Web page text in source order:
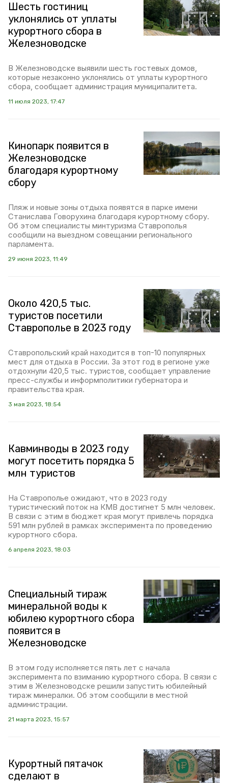
Шесть гостиниц
уклонялись от уплаты
курортного сбора в
Железноводске
В Железноводске выявили шесть гостевых домов,
которые незаконно уклонялись от уплаты курортного
сбора, сообщает администрация муниципалитета.
11 июля 2023, 17:47
Кинопарк появится в
Железноводске
благодаря курортному
сбору
Пляж и новые зоны отдыха появятся в парке имени
Станислава Говорухина благодаря курортному сбору.
Об этом специалисты минтуризма Ставрополья
сообщили на выездном совещании регионального
парламента.
29 июня 2023, 11:49
Около 420,5 тыс.
туристов посетили
Ставрополье в 2023 году
Ставропольский край находится в топ-10 популярных
мест для отдыха в России. За этот год в регионе уже
отдохнули 420,5 тыс. туристов, сообщает управление
пресс-службы и информполитики губернатора и
правительства края.
3 мая 2023, 18:54
Кавминводы в 2023 году
могут посетить порядка 5
млн туристов
На Ставрополье ожидают, что в 2023 году
туристический поток на КМВ достигнет 5 млн человек.
В связи с этим в бюджет края могут привлечь порядка
591 млн рублей в рамках эксперимента по проведению
курортного сбора.
6 апреля 2023, 18:03
Специальный тираж
минеральной воды к
юбилею курортного сбора
появится в
Железноводске
В этом году исполняется пять лет с начала
эксперимента по взиманию курортного сбора. В связи с
этим в Железноводске решили запустить юбилейный
тираж минералки. Об этом сообщили в местной
администрации.
21 марта 2023, 15:57
Курортный пятачок
сделают в